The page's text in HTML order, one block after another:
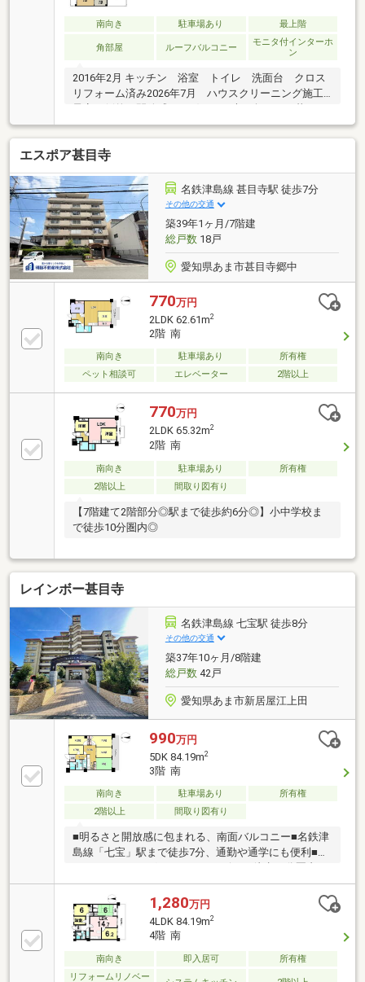
施予定●南向きバルコニーで陽当たり良好●2025年2
月：大規模修繕工事！より快適に●近隣駐車場あり
（月額6000円）●風情ある「甚目寺観音」まで徒歩2分
南向き 駐車場あり 最上階
角部屋 ルーフバルコニー
モニタ付インターホ
ン
2016年2月 キッチン 浴室 トイレ 洗面台 クロス
リフォーム済み2026年7月 ハウスクリーニング施工
し。そんな理想を叶える、最上階・角部屋の南向き住
戸。朝から夕方まで豊かな日差しが差し込む室内は、
いつも明るく爽やか。お部屋には、インテリアに馴染
む柔らかい色合いのアクセントクロスを採用し、視覚
的にも癒やされる居心地の良い空間に。リビングの先
には、プライベート感あふれる大きなルーフバルコニ
ーが広がり、休日はティータイムなど、贅沢なセカン
ドリビングとして大活躍します。さらに、生活感生活
感を隠してスッキリ暮らせる「3帖の大型納戸」付
き。
エスポア甚目寺
名鉄津島線 甚目寺駅 徒歩7分
その他の交通
築39年1ヶ月/7階建
総戸数18戸
愛知県あま市甚目寺郷中
770万円
2LDK 62.61m2
2階 南
南向き 駐車場あり
所有権
ペット相談可
エレベーター 2階以上
770万円
2LDK 65.32m2
2階 南
南向き 駐車場あり
所有権
2階以上
間取り図有り
【7階建て2階部分◎駅まで徒歩約6分◎】小中学校ま
で徒歩10分圏内◎
レインボー甚目寺
名鉄津島線 七宝駅 徒歩8分
その他の交通
築37年10ヶ月/8階建
総戸数42戸
愛知県あま市新居屋江上田
990万円
5DK 84.19m2
3階 南
南向き 駐車場あり
所有権
2階以上
間取り図有り
■明るさと開放感に包まれる、南面バルコニー■名鉄津
島線「七宝」駅まで徒歩7分、通勤や通学にも便利■ス
揃う生活利便
1,280万円
4LDK 84.19m2
4階 南
南向き 即入居可
所有権
リフォームリノベー